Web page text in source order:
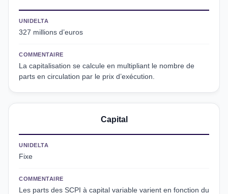
UNIDELTA
327 millions d’euros
COMMENTAIRE
La capitalisation se calcule en multipliant le nombre de
parts en circulation par le prix d’exécution.
Capital
UNIDELTA
Fixe
COMMENTAIRE
Les parts des SCPI à capital variable varient en fonction du